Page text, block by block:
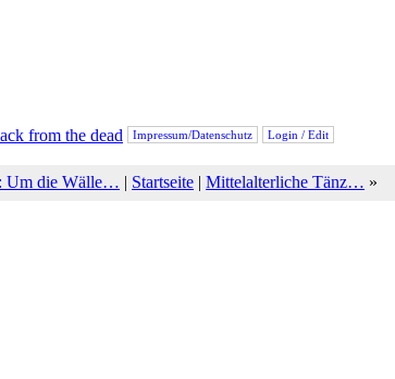
Impressum/Datenschutz Login / Edit
Um die Wälle… | Startseite | Mittelalterliche Tänz… »